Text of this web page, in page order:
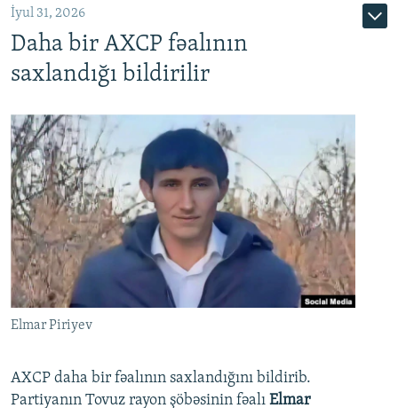
İyul 31, 2026
Daha bir AXCP fəalının
saxlandığı bildirilir
Elmar Piriyev
AXCP daha bir fəalının saxlandığını bildirib.
Partiyanın Tovuz rayon şöbəsinin fəalı Elmar